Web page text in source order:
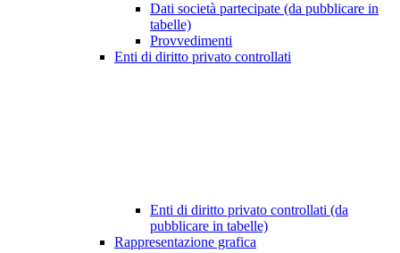
Dati società partecipate (da pubblicare in
tabelle)
Provvedimenti
Enti di diritto privato controllati
Enti di diritto privato controllati (da
pubblicare in tabelle)
Rappresentazione grafica